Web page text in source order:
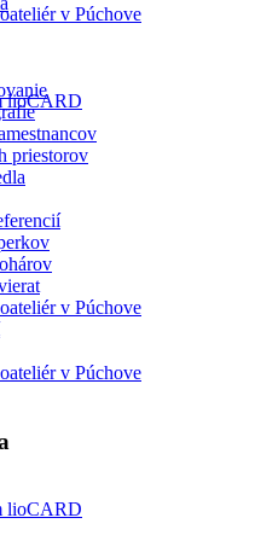
v Púchove
lioCARD
priestorov
v Púchove
v Púchove
lioCARD